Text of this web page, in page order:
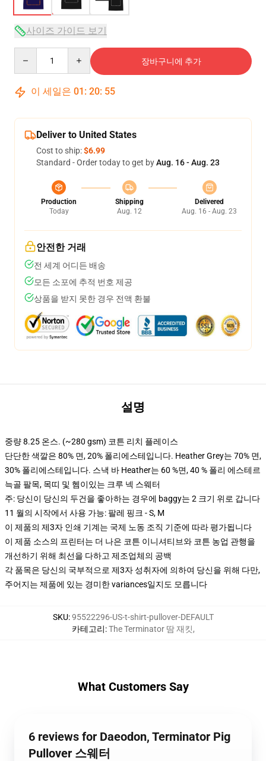
사이즈 가이드 보기
장바구니에 추가
이 세일은 01 : 20: 54
Deliver to United States
Cost to ship:$6.99
Standard - Order today to get byAug. 16 - Aug. 23
Production
Today
Shipping
Aug. 12
Delivered
Aug. 16 - Aug. 23
안전한 거래
전 세계 어디든 배송
모든 소포에 추적 번호 제공
상품을 받지 못한 경우 전액 환불
설명
중량 8.25 온스. (~280 gsm) 코튼 리치 플레이스
단단한 색깔은 80% 면, 20% 폴리에스테입니다. Heather Grey는 70% 면,
30% 폴리에스테입니다. 스낵 바 Heather는 60 %면, 40 % 폴리 에스테르
늑골 팔목, 목띠 및 헴이있는 크루 넥 스웨터
주: 당신이 당신의 두건을 좋아하는 경우에 baggy는 2 크기 위로 갑니다
11 월의 시작에서 사용 가능: 팔레 핑크 - S, M
이 제품의 제3자 인쇄 기계는 국제 노동 조직 기준에 따라 평가됩니다
이 제품 소스의 프린터는 더 나은 코튼 이니셔티브와 코튼 농업 관행을
개선하기 위해 최선을 다하고 제조업체의 공백
각 품목은 당신의 국부적으로 제3자 성취자에 의하여 당신을 위해 다만,
주어지는 제품에 있는 경미한 variances일지도 모릅니다
SKU:95522296-US-t-shirt-pullover-DEFAULT
카테고리:The Terminator 땀 재킷,
What Customers Say
6 reviews for Daeodon, Terminator Pig
Pullover 스웨터